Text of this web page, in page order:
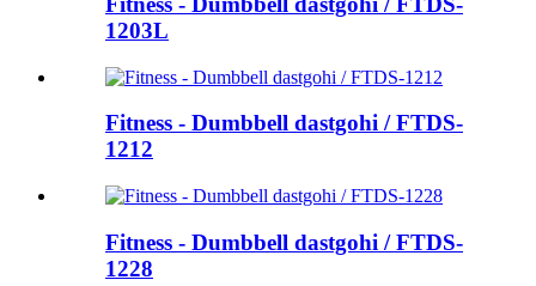
1203L
Fitness - Dumbbell dastgohi / FTDS-
1212
Fitness - Dumbbell dastgohi / FTDS-
1228